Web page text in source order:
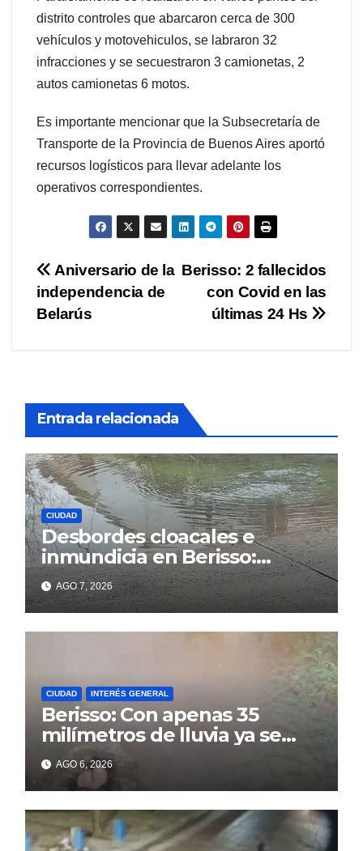
distrito controles que abarcaron cerca de 300
vehículos y motovehiculos, se labraron 32
infracciones y se secuestraron 3 camionetas, 2
autos camionetas 6 motos.
Es importante mencionar que la Subsecretaría de
Transporte de la Provincia de Buenos Aires aportó
recursos logísticos para llevar adelante los
operativos correspondientes.
Navegación
de
Berisso: 2 fallecidos
con Covid en las
últimas 24 Hs
Aniversario de la
independencia de
Belarús
Entrada relacionada
CIUDAD
Desbordes cloacales e
inmundicia en Berisso:
colapso de la red en la calle
14AGO 7, 2026
CIUDAD INTERÉS GENERAL
Berisso: Con apenas 35
milímetros de lluvia ya se
sienten los problemas
AGO 6, 2026